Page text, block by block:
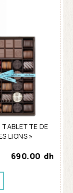
TABLETTE DE
LIONS »
690.00 dh